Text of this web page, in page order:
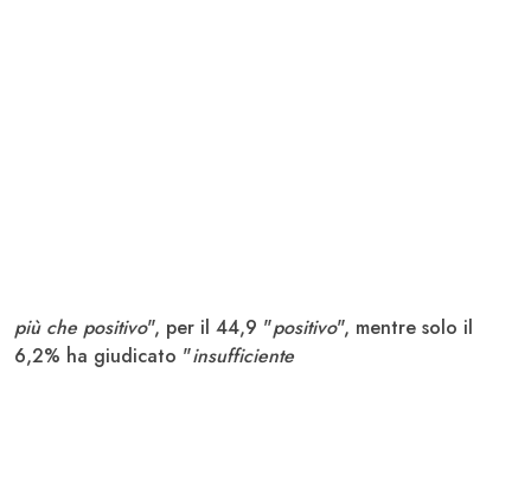
più che positivo", per il 44,9 "positivo", mentre solo il
6,2% ha giudicato "insufficiente